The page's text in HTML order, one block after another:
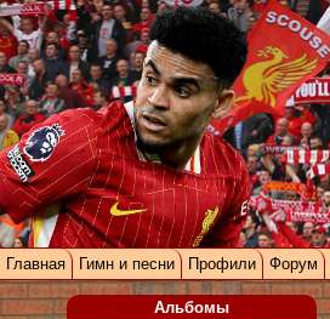
Главная Гимн и песни Профили Форум
Альбомы